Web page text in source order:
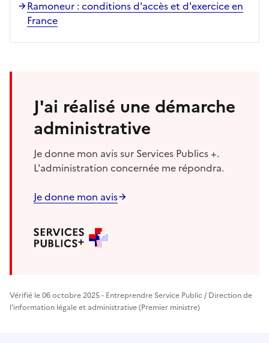
Ramoneur : conditions d'accès et d'exercice en
France
J'ai réalisé une démarche
administrative
Je donne mon avis sur Services Publics +.
L'administration concernée me répondra.
Je donne mon avis
Vérifié le 06 octobre 2025 - Entreprendre Service Public / Direction de
l'information légale et administrative (Premier ministre)